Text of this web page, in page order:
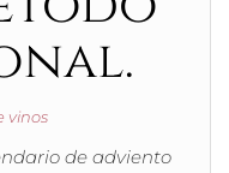
vinos
de adviento